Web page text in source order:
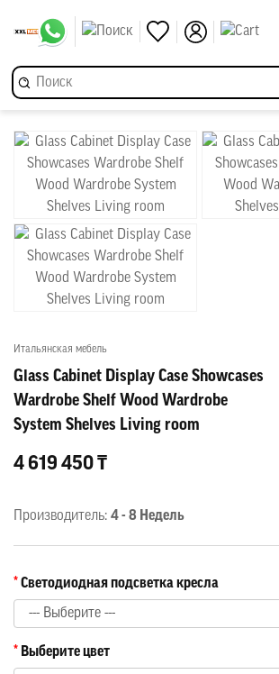
Итальянская мебель
Glass Cabinet Display Case Showcases
Wardrobe Shelf Wood Wardrobe
System Shelves Living room
4 619 450 ₸
Производитель: 4 - 8 Недель
Светодиодная подсветка кресла
Выберите цвет